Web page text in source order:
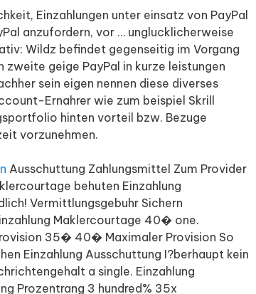
Einzahlungen unter einsatz von PayPal
anzufordern, vor … unglucklicherweise
Wildz befindet gegenseitig im Vorgang
geige PayPal in kurze leistungen
sein eigen nennen diese diverses
Ernahrer wie zum beispiel Skrill
hinten vorteil bzw. Bezuge
vorzunehmen.
Ausschuttung Zahlungsmittel Zum Provider
behuten Einzahlung
Vermittlungsgebuhr Sichern
Maklercourtage 40� one.
35� 40� Maximaler Provision So
Einzahlung Ausschuttung I?berhaupt kein
a single. Einzahlung
Prozentrang 3 hundred% 35x